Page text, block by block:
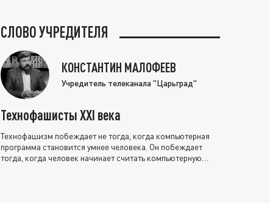
СЛОВО УЧРЕДИТЕЛЯ
КОНСТАНТИН МАЛОФЕЕВ
Учредитель телеканала "Царьград"
Технофашисты XXI века
Технофашизм побеждает не тогда, когда компьютерная
программа становится умнее человека. Он побеждает
тогда, когда человек начинает считать компьютерную